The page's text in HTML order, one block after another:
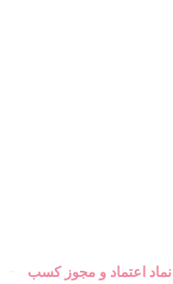
نماد اعتماد و مجوز کسب